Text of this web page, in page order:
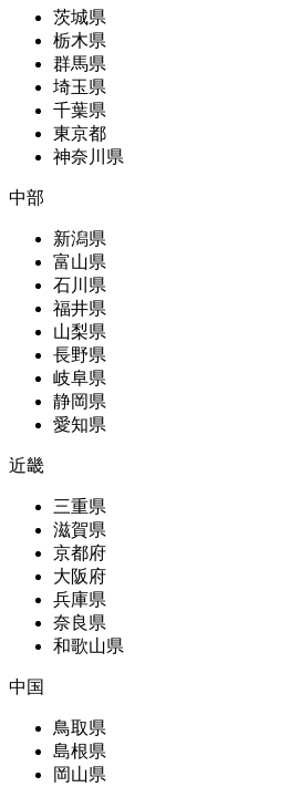
茨城県
栃木県
群馬県
埼玉県
千葉県
東京都
神奈川県
中部
新潟県
富山県
石川県
福井県
山梨県
長野県
岐阜県
静岡県
愛知県
近畿
三重県
滋賀県
京都府
大阪府
兵庫県
奈良県
和歌山県
中国
鳥取県
島根県
岡山県